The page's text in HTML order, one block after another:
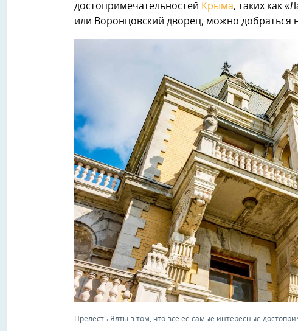
достопримечательностей Крыма, таких как
или Воронцовский дворец, можно добраться
Прелесть Ялты в том, что все ее самые интересные